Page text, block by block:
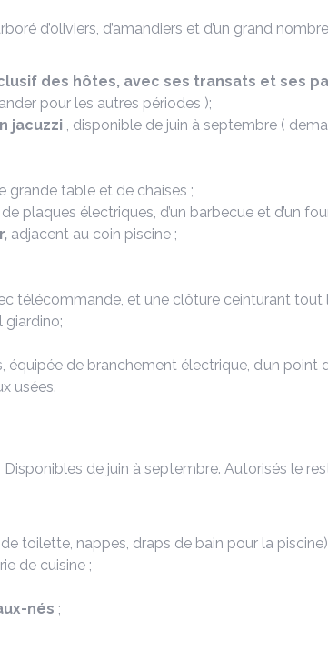
d’oliviers, d’amandiers et d’un grand
des hôtes, avec ses transats et ses
pour les autres périodes );
jacuzzi , disponible de juin à septembre (
grande table et de chaises ;
plaques électriques, d’un barbecue et d’un
adjacent au coin piscine ;
télécommande, et une clôture ceinturant tout
giardino;
de branchement électrique, d’un point
usées.
de juin à septembre. Autorisés le
toilette, nappes, draps de bain pour la
de cuisine ;
nés ;